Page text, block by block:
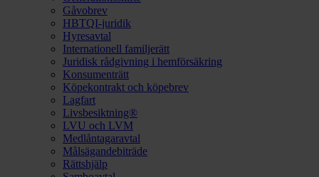
Gåvobrev
HBTQI-juridik
Hyresavtal
Internationell familjerätt
Juridisk rådgivning i hemförsäkring
Konsumenträtt
Köpekontrakt och köpebrev
Lagfart
Livsbesiktning®
LVU och LVM
Medlåntagaravtal
Målsägandebiträde
Rättshjälp